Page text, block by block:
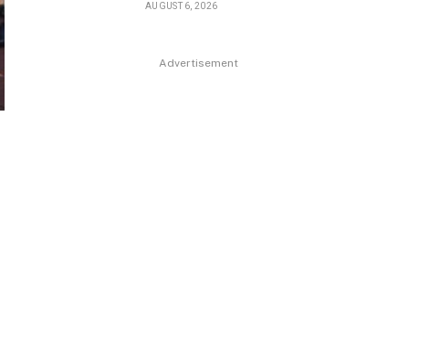
AUGUST 6, 2026
Advertisement